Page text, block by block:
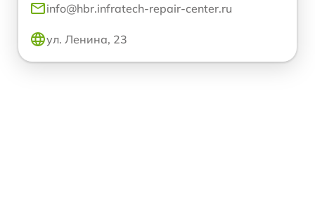
info@hbr.infratech-repair-center.ru
ул. Ленина, 23